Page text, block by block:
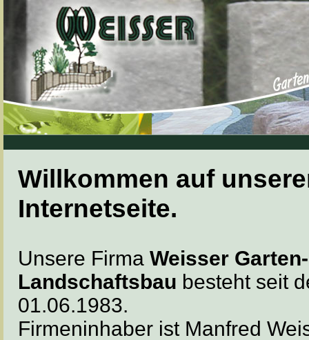
Willkommen auf
Internetseite.
Unsere Firma Weisser
Landschaftsbau besteht seit
01.06.1983.
Firmeninhaber ist Manfred